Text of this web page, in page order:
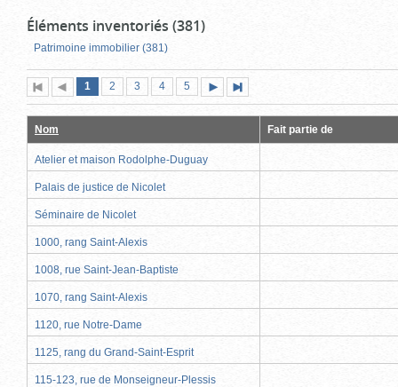
Éléments inventoriés (381)
Patrimoine immobilier (381)
Première
page
Page
précédente
Page
1 (page
actuelle)
Page
2 Page
3 Page
4 Page
5
suivante
page
Nom Fait partie de
Atelier et maison Rodolphe-Duguay
Palais de justice de Nicolet
Séminaire de Nicolet
1000, rang Saint-Alexis
1008, rue Saint-Jean-Baptiste
1070, rang Saint-Alexis
1120, rue Notre-Dame
1125, rang du Grand-Saint-Esprit
115-123, rue de Monseigneur-Plessis